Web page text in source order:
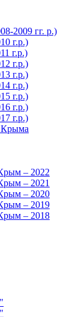
2009 гг. р.)
г.р.)
г.р.)
г.р.)
г.р.)
г.р.)
г.р.)
г.р.)
г.р.)
– 2022
– 2021
– 2020
– 2019
– 2018